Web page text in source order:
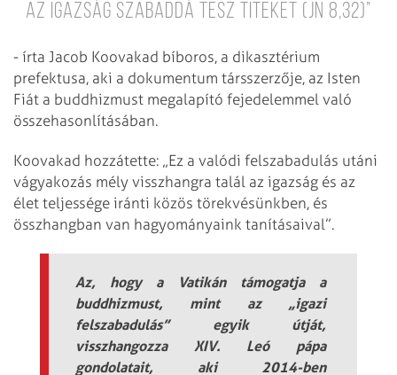
az igazság szabaddá tesz titeket (Jn 8,32)”
- írta Jacob Koovakad bíboros, a dikasztérium
prefektusa, aki a dokumentum társszerzője, az Isten
Fiát a buddhizmust megalapító fejedelemmel való
összehasonlításában.
Koovakad hozzátette: „Ez a valódi felszabadulás utáni
vágyakozás mély visszhangra talál az igazság és az
élet teljessége iránti közös törekvésünkben, és
összhangban van hagyományaink tanításaival”.
Az, hogy a Vatikán támogatja a
buddhizmust, mint az „igazi
felszabadulás” egyik útját,
visszhangozza XIV. Leó pápa
gondolatait, aki 2014-ben